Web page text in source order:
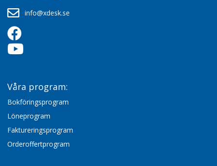
info@xdesk.se
Våra program:
Bokföringsprogram
Löneprogram
Faktureringsprogram
Orderoffertprogram